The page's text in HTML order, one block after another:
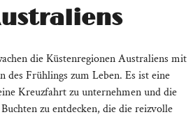
die Küstenregionen Australiens mit
des Frühlings zum Leben. Es ist eine
Kreuzfahrt zu unternehmen und die
zu entdecken, die die reizvolle